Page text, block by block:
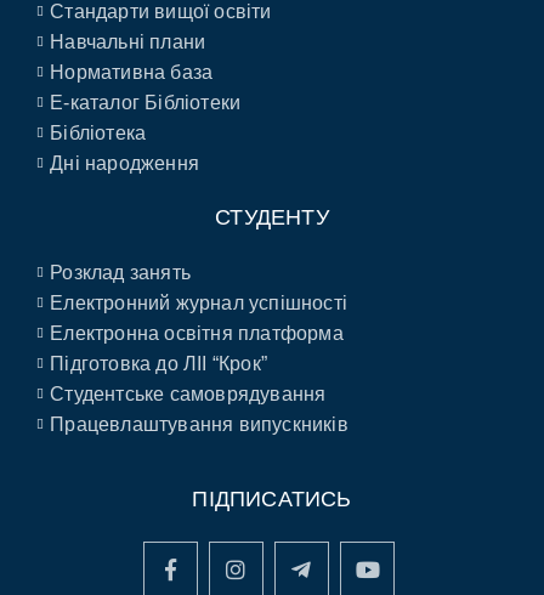
Стандарти вищої освіти
Навчальні плани
Нормативна база
E-каталог Бібліотеки
Бібліотека
Дні народження
СТУДЕНТУ
Розклад занять
Електронний журнал успішності
Електронна освітня платформа
Підготовка до ЛІІ “Крок”
Студентське самоврядування
Працевлаштування випускників
ПІДПИСАТИСЬ